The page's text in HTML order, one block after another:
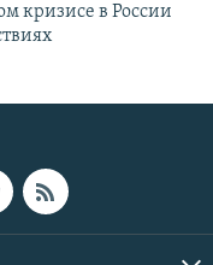
кризисе в России